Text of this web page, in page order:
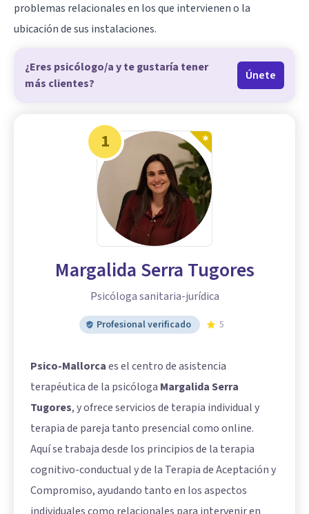
problemas relacionales en los que intervienen o la
ubicación de sus instalaciones.
¿Eres psicólogo/a y te gustaría tener
más clientes?
Únete
1
Margalida Serra Tugores
Psicóloga sanitaria-jurídica
Profesional verificado 5
Psico-Mallorcaes el centro de asistencia
terapéutica de la psicóloga Margalida Serra
Tugores, y ofrece servicios de terapia individual y
terapia de pareja tanto presencial como online.
Aquí se trabaja desde los principios de la terapia
cognitivo-conductual y de la Terapia de Aceptación y
Compromiso, ayudando tanto en los aspectos